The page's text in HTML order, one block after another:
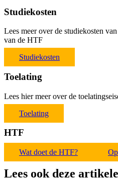
Studiekosten
Lees meer over de studiekosten
van de HTF
Studiekosten
Toelating
Lees hier meer over de
Toelating
HTF
Wat doet de HTF?
Lees ook deze